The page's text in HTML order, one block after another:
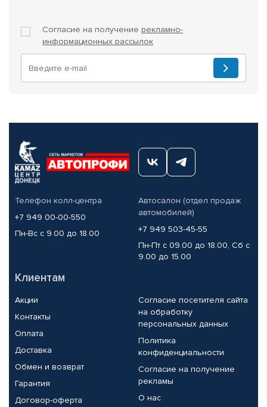
Согласие на получение рекламно-
информационных рассылок
Телефон колл-центра
+7 949 00-00-550
Пн-Вс с 9.00 до 18.00
Автосалон (отдел продаж
автомобилей)
+7 949 503-45-55
Пн-Пт с 09.00 до 18.00, Сб с
9.00 до 15.00
Клиентам
Акции
Контакты
Оплата
Доставка
Обмен и возврат
Гарантия
Договор-оферта
Согласие посетителя сайта
на обработку
персональных данных
Политика
конфиденциальности
Согласие на получение
рекламы
О нас